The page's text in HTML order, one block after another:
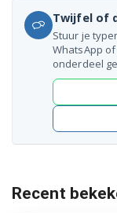
BDFN36530XC
BDFN36640XA
BDFN36640XC
BDFN36650XC
BM9009I
Twijfel of
Stuur je
WhatsApp
onderdeel
Recent